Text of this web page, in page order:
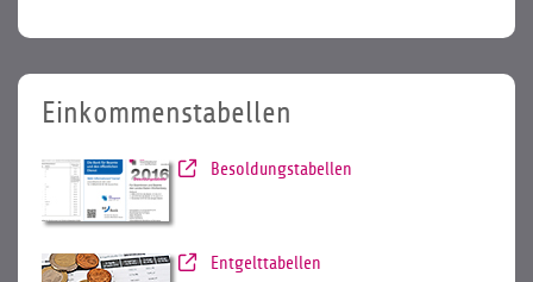
Einkommenstabellen
Besoldungstabellen
Entgelttabellen